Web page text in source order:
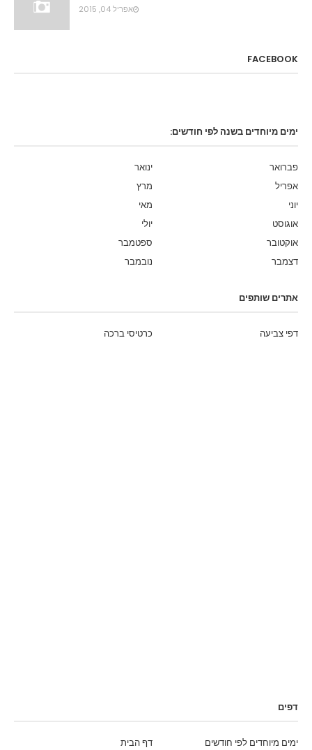
אפריל 04, 2015
FACEBOOK
ימים מיוחדים בשנה לפי חודשים:
ינואר
פברואר
מרץ
אפריל
מאי
יוני
יולי
אוגוסט
ספטמבר
אוקטובר
נובמבר
דצמבר
אתרים שותפים
כרטיסי ברכה דפי צביעה
דפים
דף הבית
ימים מיוחדים לפי חודשים